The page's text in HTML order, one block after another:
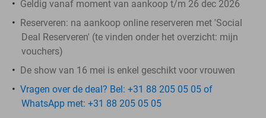
Geldig vanaf moment van aankoop t/m 26 dec 2026
Reserveren: na aankoop online reserveren met 'Social
Deal Reserveren' (te vinden onder het overzicht: mijn
vouchers)
De show van 16 mei is enkel geschikt voor vrouwen
Vragen over de deal? Bel: +31 88 205 05 05 of
WhatsApp met: +31 88 205 05 05